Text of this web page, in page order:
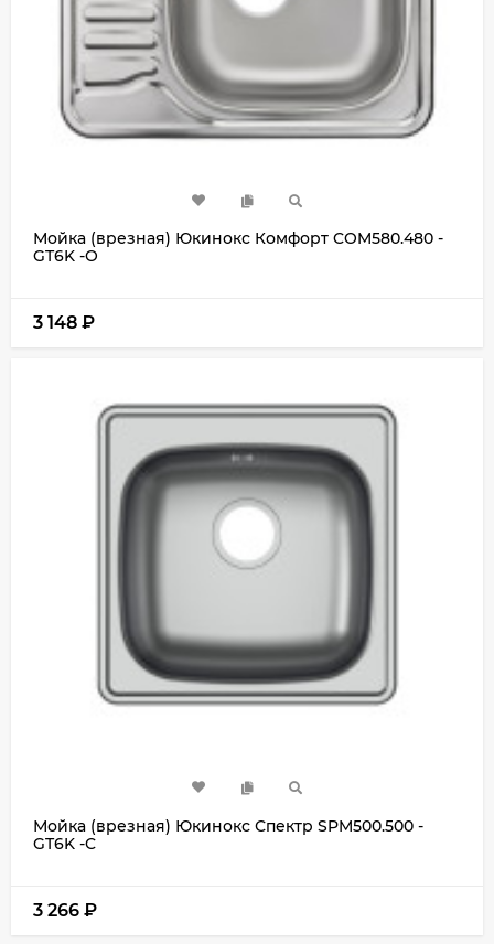
Мойка (врезная) Юкинокс Комфорт COM580.480 -
GT6K -O
3 148 ₽
Мойка (врезная) Юкинокс Спектр SPM500.500 -
GT6K -C
3 266 ₽